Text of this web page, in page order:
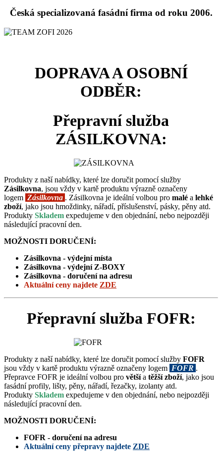
Česká specializovaná fasádní firma od roku 2006.
DOPRAVA A OSOBNÍ
ODBĚR:
Přepravní služba
ZÁSILKOVNA:
Produkty z naší nabídky, které lze doručit pomocí služby
Zásilkovna, jsou vždy v kartě produktu výrazně označeny
logem Zásilkovna . Zásilkovna je ideální volbou pro malé a lehké
zboží, jako jsou hmoždinky, nářadí, příslušenství, pásky, pěny atd.
Produkty Skladem expedujeme v den objednání, nebo nejpozději
následující pracovní den.
MOŽNOSTI DORUČENÍ:
Zásilkovna - výdejní místa
Zásilkovna - výdejní Z-BOXY
Zásilkovna - doručení na adresu
Aktuální ceny najdete ZDE
Přepravní služba FOFR:
Produkty z naší nabídky, které lze doručit pomocí služby FOFR
jsou vždy v kartě produktu výrazně označeny logem FOFR .
Přepravce FOFR je ideální volbou pro většía těžší zboží, jako jsou
fasádní profily, lišty, pěny, nářadí, řezačky, izolanty atd.
Produkty Skladem expedujeme v den objednání, nebo nejpozději
následující pracovní den.
MOŽNOSTI DORUČENÍ:
FOFR - doručení na adresu
Aktuální ceny přepravy najdete ZDE